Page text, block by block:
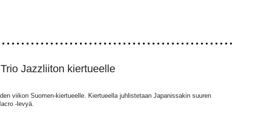
Jazzliiton kiertueelle
viikon Suomen-kiertueelle. Kiertueella juhlistetaan Japanissakin suuren
-levyä.